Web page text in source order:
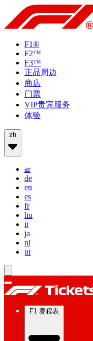
F1®
F2™
F3™
正品周边
商店
门票
VIP贵宾服务
体验
zh
ar
de
en
es
fr
hu
it
ja
nl
pt